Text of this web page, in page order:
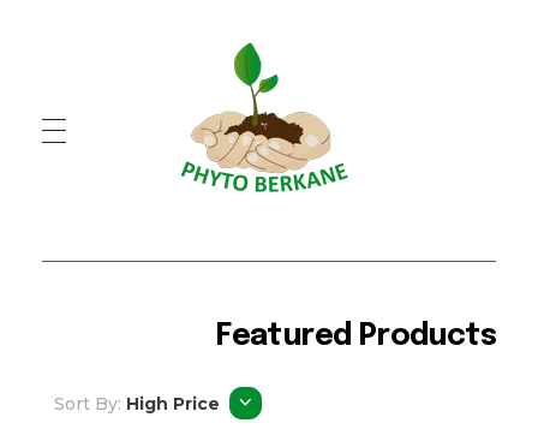
Featured Products
Sort By: High Price